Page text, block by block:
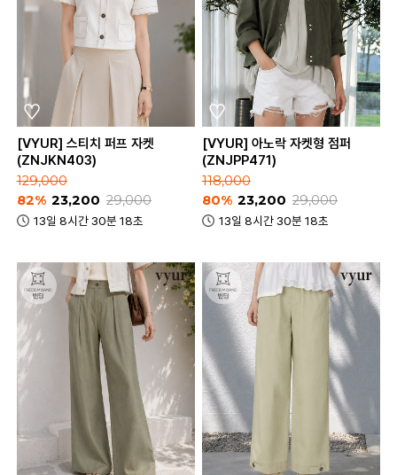
[VYUR] 스티치 퍼프 자켓
(ZNJKN403)
129,000
82% 23,200 29,000
13일 8시간 30분 18초
[VYUR] 아노락 자켓형 점퍼
(ZNJPP471)
118,000
80% 23,200 29,000
13일 8시간 30분 18초